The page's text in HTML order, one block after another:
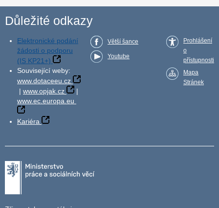
Důležité odkazy
Elektronické podání
žádosti o podporu
(IS KP21+)
Související weby:
www.dotaceeu.cz
| www.opjak.cz
|
www.ec.europa.eu
Kariéra
Větší šance
Youtube
Prohlášení
o
přístupnosti
Mapa
Stránek